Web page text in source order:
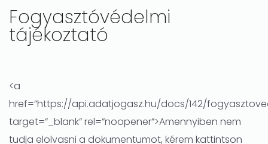
Fogyasztóvédelmi
tájékoztató
<a
href=”https://api.adatjogasz.hu/docs/142/
target=”_blank” rel=”noopener”>Amennyiben nem
tudja elolvasni a dokumentumot, kérem kattintson